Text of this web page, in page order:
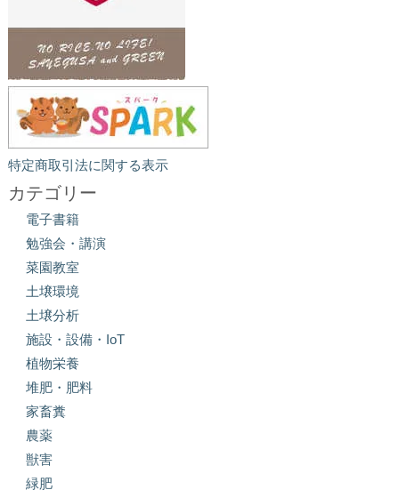
特定商取引法に関する表示
カテゴリー
電子書籍
勉強会・講演
菜園教室
土壌環境
土壌分析
施設・設備・IoT
植物栄養
堆肥・肥料
家畜糞
農薬
獣害
緑肥